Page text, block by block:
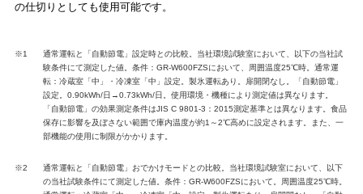
の仕切りとしても使用可能です。
※1
通常運転と「自動節電」設定時との比較。当社環境試験室において、以下の当社試
験条件にて測定した値。条件：GR-W600FZSにおいて、周囲温度25℃時。通常運
転：冷蔵室「中」・冷凍室「中」設定。製氷運転あり。扉開閉なし。「自動節電」
設定。0.90kWh/日→0.73kWh/日。使用環境・機種により測定値は異なります。
「自動節電」の効果測定条件はJIS C 9801-3：2015測定基準とは異なります。食品
保存に影響を及ぼさない範囲で庫内温度が約1～2℃高めに設定されます。また、一
部機能の使用に制限がかかります。
※2
通常運転と「自動節電」おでかけモードとの比較。当社環境試験室において、以下
の当社試験条件にて測定した値。条件：GR-W600FZSにおいて。周囲温度25℃時。